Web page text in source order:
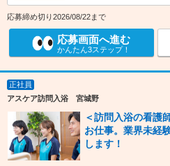
応募締め切り2026/08/22まで
応募画面へ進む
かんたん3ステップ！
正社員
アスケア訪問入浴 宮城野
＜訪問入浴の看護
お仕事。業界未経
します！